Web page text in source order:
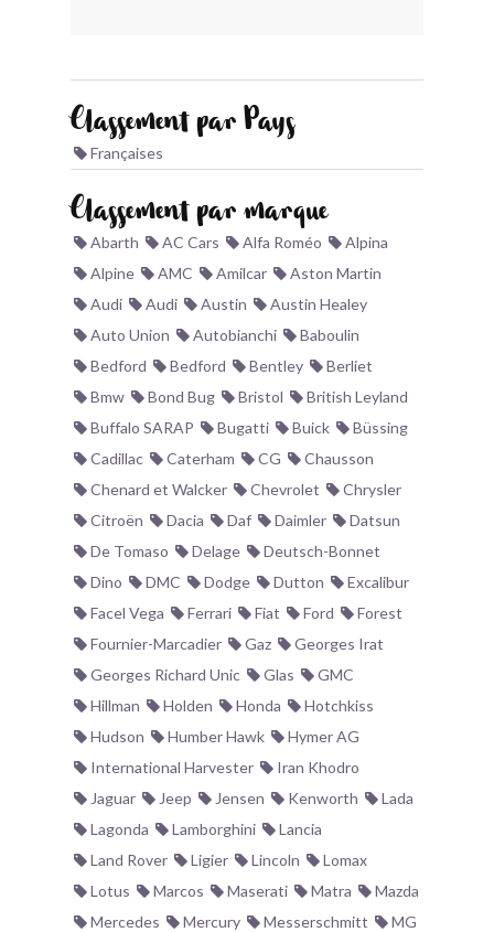
LE BLOG
MODÈLES ET MARQUES
COMMENT FONCTIONNE BLV ?
Classement par Pays
Françaises
Classement par marque
Abarth AC Cars Alfa Roméo
Alpina
Alpine
AMC Amilcar
Aston Martin
Audi
Audi Austin
Austin Healey
Auto Union
Autobianchi
Baboulin
Bedford
Bedford Bentley
Berliet
Bmw
Bond Bug Bristol
British Leyland
Buffalo SARAP
Bugatti Buick
Büssing
Cadillac
Caterham CG
Chausson
Chenard et Walcker
Chevrolet
Chrysler
Citroën
Dacia Daf Daimler
Datsun
De Tomaso
Delage
Deutsch-Bonnet
Dino
DMC Dodge Dutton
Excalibur
Facel Vega
Ferrari Fiat Ford
Forest
Fournier-Marcadier
Gaz
Georges Irat
Georges Richard Unic
Glas
GMC
Hillman
Holden Honda
Hotchkiss
Hudson
Humber Hawk
Hymer AG
International Harvester
Iran Khodro
Jaguar
Jeep Jensen Kenworth
Lada
Lagonda
Lamborghini
Lancia
Land Rover
Ligier Lincoln
Lomax
Lotus
Marcos Maserati Matra
Mazda
Mercedes
Mercury Messerschmitt
MG